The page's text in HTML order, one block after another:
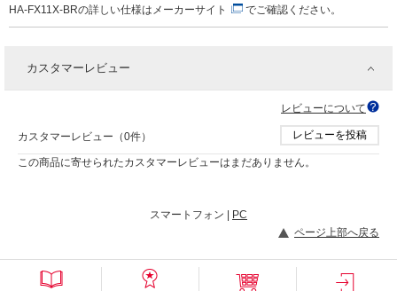
HA-FX11X-BRの詳しい仕様は メーカーサイト でご確認ください。
カスタマーレビュー
レビューについて
カスタマーレビュー（0件） レビューを投稿
この商品に寄せられたカスタマーレビューはまだありません。
スマートフォン |
PC
ページ上部へ戻る